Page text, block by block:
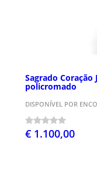
Sagrado Coração
policromado
DISPONÍVEL POR
€ 1.100,00